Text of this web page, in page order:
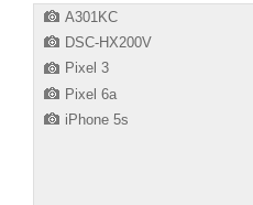
A301KC
DSC-HX200V
Pixel 3
Pixel 6a
iPhone 5s